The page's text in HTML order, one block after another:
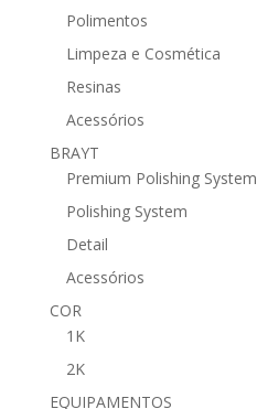
Polimentos
Limpeza e Cosmética
Resinas
Acessórios
BRAYT
Premium Polishing System
Polishing System
Detail
Acessórios
COR
1K
2K
EQUIPAMENTOS